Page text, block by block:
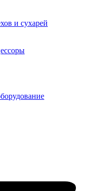
и сухарей